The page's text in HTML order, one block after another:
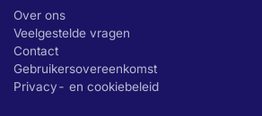
Over ons
Veelgestelde vragen
Contact
Gebruikersovereenkomst
Privacy- en cookiebeleid